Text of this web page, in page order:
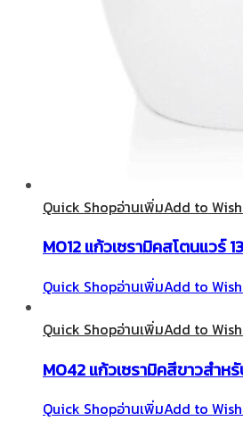
Quick Shopอ่านเพิ่มAdd to
M012 แก้วเซรามิคสโตนแวร์
Quick Shopอ่านเพิ่มAdd to
Quick Shopอ่านเพิ่มAdd to
M042 แก้วเซรามิคสีขาวสำห
Quick Shopอ่านเพิ่มAdd to